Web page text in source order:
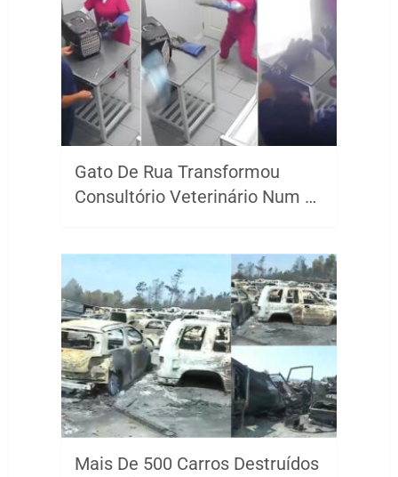
Gato De Rua Transformou
Consultório Veterinário Num …
Mais De 500 Carros Destruídos